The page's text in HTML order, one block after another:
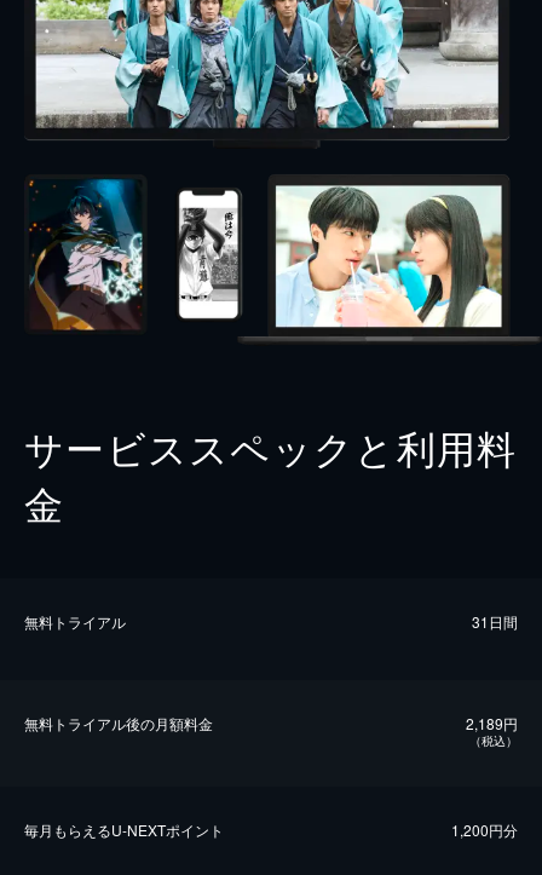
サービススペックと利用料
金
無料トライアル 31日間
無料トライアル後の⽉額料金 2,189円
（税込）
毎⽉もらえるU-NEXTポイント 1,200円分